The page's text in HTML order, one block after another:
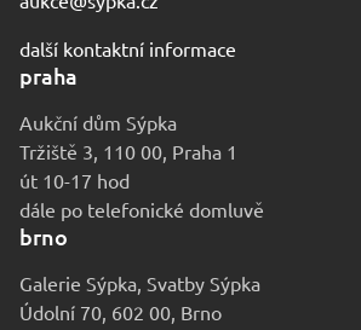
další kontaktní informace
praha
Aukční dům Sýpka
Tržiště 3, 110 00, Praha 1
út 10-17 hod
dále po telefonické domluvě
brno
Galerie Sýpka, Svatby Sýpka
Údolní 70, 602 00, Brno